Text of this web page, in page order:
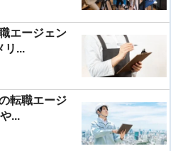
エージェン
リ...
転職エージ
...